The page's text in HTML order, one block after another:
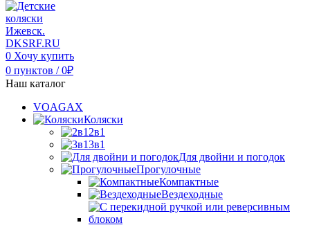
0 Хочу купить
0 пунктов / 0₽
Наш каталог
VOAGAX
Коляски
2в1
3в1
Для двойни и погодок
Прогулочные
Компактные
Вездеходные